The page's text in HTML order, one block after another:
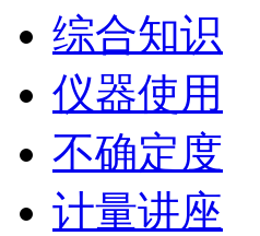
综合知识
仪器使用
不确定度
计量讲座